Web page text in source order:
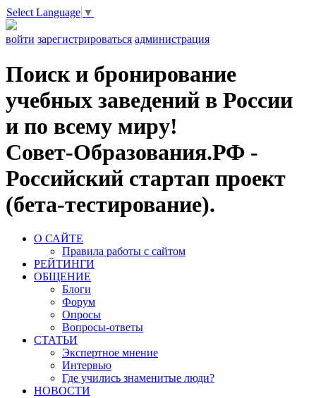
Select Language ▼
войти зарегистрироваться администрация
Поиск и бронирование
учебных заведений в России
и по всему миру!
Совет-Образования.РФ -
Российский стартап проект
(бета-тестирование).
О САЙТЕ
Правила работы с сайтом
РЕЙТИНГИ
ОБЩЕНИЕ
Блоги
Форум
Опросы
Вопросы-ответы
СТАТЬИ
Экспертное мнение
Интервью
Где учились знаменитые люди?
НОВОСТИ